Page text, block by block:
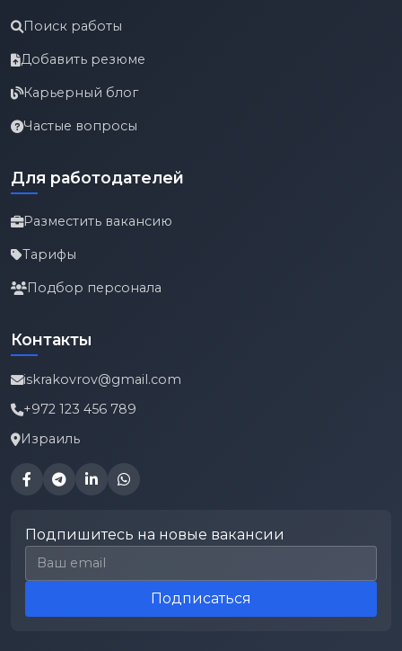
Поиск работы
Добавить резюме
Карьерный блог
Частые вопросы
Для работодателей
Разместить вакансию
Тарифы
Подбор персонала
Контакты
iskrakovrov@gmail.com
+972 123 456 789
Израиль
Подпишитесь на новые вакансии
Email для подписки
Подписаться